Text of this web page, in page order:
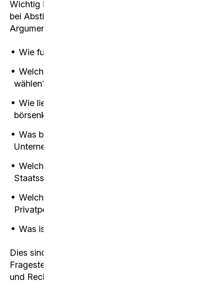
Wichtig ist uns auch, dass sie sich beispielsweise
bei Abstimmungen auf Grund von sachlichen
Argumenten eine Meinung bilden können.
Wie funktioniert ein Unternehmen?
Welche Rechtsform kann ein Unternehmen
wählen?
Wie liest sich eine Jahresrechnung eines
börsenkotierten Unternehmens?
Was bedeutet eine starke Währung für
Unternehmen und Haushalte?
Welches sind mögliche Folgen von
Staatsschulden?
Welche Rechte und Pflichten hat eine
Privatperson?
Was ist ein Kaufvertrag?
Dies sind nur ein paar wenige ausgewählte
Fragestellungen, welche wir im Fach «Wirtschaft
und Recht» beantworten wollen.